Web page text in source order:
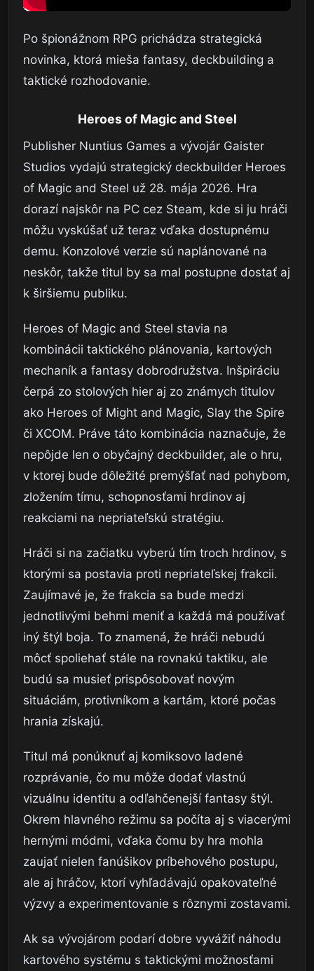
Po špionážnom RPG prichádza strategická
novinka, ktorá mieša fantasy, deckbuilding a
taktické rozhodovanie.
Heroes of Magic and Steel
Publisher Nuntius Games a vývojár Gaister
Studios vydajú strategický deckbuilder Heroes
of Magic and Steel už 28. mája 2026. Hra
dorazí najskôr na PC cez Steam, kde si ju hráči
môžu vyskúšať už teraz vďaka dostupnému
demu. Konzolové verzie sú naplánované na
neskôr, takže titul by sa mal postupne dostať aj
k širšiemu publiku.
Heroes of Magic and Steel stavia na
kombinácii taktického plánovania, kartových
mechaník a fantasy dobrodružstva. Inšpiráciu
čerpá zo stolových hier aj zo známych titulov
ako Heroes of Might and Magic, Slay the Spire
či XCOM. Práve táto kombinácia naznačuje, že
nepôjde len o obyčajný deckbuilder, ale o hru,
v ktorej bude dôležité premýšľať nad pohybom,
zložením tímu, schopnosťami hrdinov aj
reakciami na nepriateľskú stratégiu.
Hráči si na začiatku vyberú tím troch hrdinov, s
ktorými sa postavia proti nepriateľskej frakcii.
Zaujímavé je, že frakcia sa bude medzi
jednotlivými behmi meniť a každá má používať
iný štýl boja. To znamená, že hráči nebudú
môcť spoliehať stále na rovnakú taktiku, ale
budú sa musieť prispôsobovať novým
situáciám, protivníkom a kartám, ktoré počas
hrania získajú.
Titul má ponúknuť aj komiksovo ladené
rozprávanie, čo mu môže dodať vlastnú
vizuálnu identitu a odľahčenejší fantasy štýl.
Okrem hlavného režimu sa počíta aj s viacerými
hernými módmi, vďaka čomu by hra mohla
zaujať nielen fanúšikov príbehového postupu,
ale aj hráčov, ktorí vyhľadávajú opakovateľné
výzvy a experimentovanie s rôznymi zostavami.
Ak sa vývojárom podarí dobre vyvážiť náhodu
kartového systému s taktickými možnosťami